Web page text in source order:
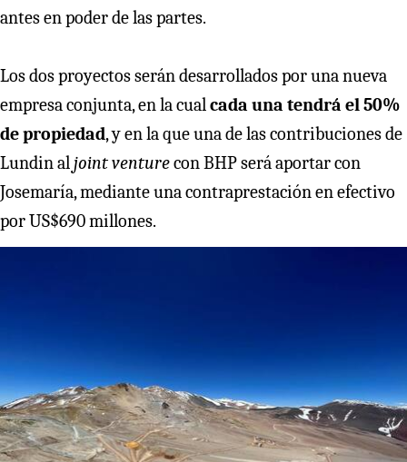
antes en poder de las partes.
Los dos proyectos serán desarrollados por una nueva
empresa conjunta, en la cualcada una tendrá el 50%
de propiedad, y en la que una de las contribuciones de
Lundin aljoint venturecon BHP será aportar con
Josemaría, mediante una contraprestación en efectivo
por US$690 millones.